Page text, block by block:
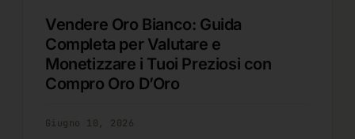
Vendere Oro Bianco: Guida
Completa per Valutare e
Monetizzare i Tuoi Preziosi con
Compro Oro D’Oro
Giugno 10, 2026